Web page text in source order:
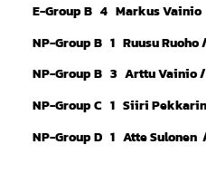
E-Group B 4 Markus Vainio
NP-Group B 1 Ruusu Ruoho
NP-Group B 3 Arttu Vainio
NP-Group C 1 Siiri
NP-Group D 1 Atte Sulonen